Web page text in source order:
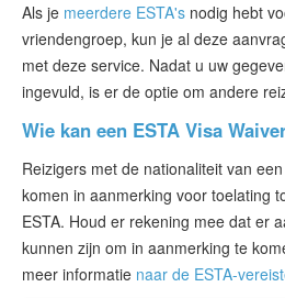
Als je meerdere ESTA's nodig hebt
vriendengroep, kun je al deze
met deze service. Nadat u uw
ingevuld, is er de optie om andere
Wie kan een ESTA Visa
Reizigers met de nationaliteit van
komen in aanmerking voor toelating
ESTA. Houd er rekening mee dat er
kunnen zijn om in aanmerking te
meer informatie naar de ESTA-